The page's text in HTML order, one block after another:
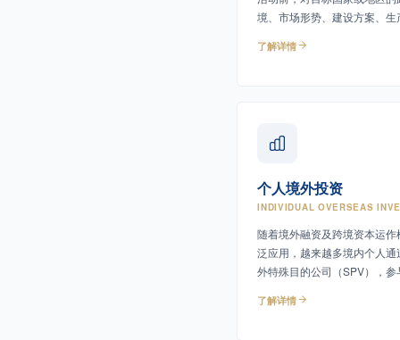
境、市场形势、建设方案、生
进行系统调研、分析与论证
了解详情
个人境外投资
INDIVIDUAL OVERSEAS
随着境外融资及跨境资本运作
泛应用，越来越多境内个人通
外特殊目的公司（SPV），参
了解详情